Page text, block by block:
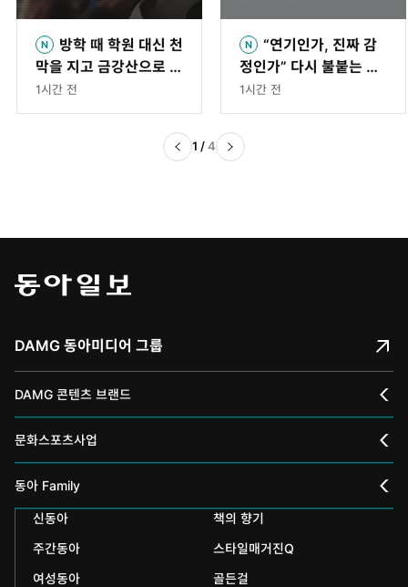
방학 때 학원 대신 천
막을 지고 금강산으로 떠
난 소년들[청계천 옆 사
진관]
1시간 전
“연기인가, 진짜 감
정인가” 다시 불붙는 AI
의식 논의[김현지의 wit
h AI]
1시간 전
1 /4
DAMG 동아미디어 그룹
DAMG 콘텐츠 브랜드
채널A
스포츠동아
어린이동아
에듀동아
문화스포츠사업
동아 신춘문예
동아국악콩쿠르
동아 Family
인촌기념회
신동아
책의 향기
주간동아
스타일매거진Q
여성동아
골든걸